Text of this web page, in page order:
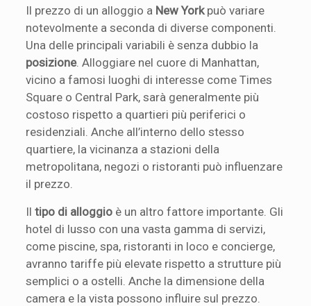
Il prezzo di un alloggio a New Yorkpuò variare
notevolmente a seconda di diverse componenti.
Una delle principali variabili è senza dubbio la
posizione. Alloggiare nel cuore di Manhattan,
vicino a famosi luoghi di interesse come Times
Square o Central Park, sarà generalmente più
costoso rispetto a quartieri più periferici o
residenziali. Anche all’interno dello stesso
quartiere, la vicinanza a stazioni della
metropolitana, negozi o ristoranti può influenzare
il prezzo.
Iltipo di alloggio è un altro fattore importante. Gli
hotel di lusso con una vasta gamma di servizi,
come piscine, spa, ristoranti in loco e concierge,
avranno tariffe più elevate rispetto a strutture più
semplici o a ostelli. Anche la dimensione della
camera e la vista possono influire sul prezzo.